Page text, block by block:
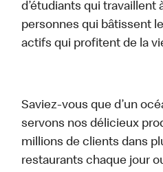
d’étudiants qui travaillent
personnes qui bâtissent
actifs qui profitent de la
Saviez-vous que d’un
servons nos délicieux
millions de clients dans
restaurants chaque jour